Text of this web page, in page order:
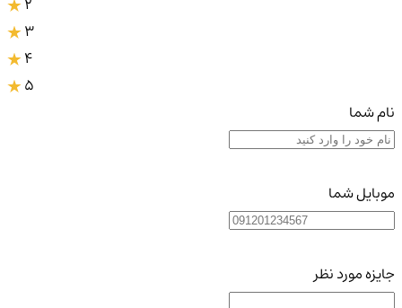
3
4
5
نام شما
موبایل شما
جایزه مورد نظر